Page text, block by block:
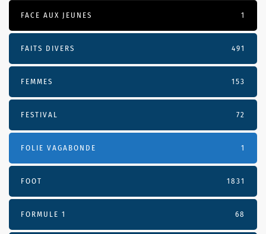
FACE AUX JEUNES 1
FAITS DIVERS 491
FEMMES 153
FESTIVAL 72
FOLIE VAGABONDE 1
FOOT 1831
FORMULE 1 68